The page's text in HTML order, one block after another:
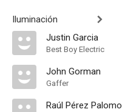
Iluminación
Justin Garcia
Best Boy Electric
John Gorman
Gaffer
Raúl Pérez Palomo